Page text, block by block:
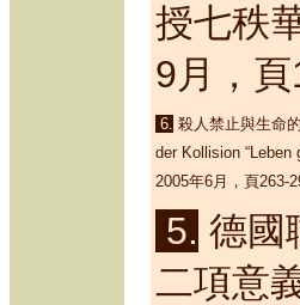
授七秩
9月，
6. 殺人禁止與生命
der Kollision “Leben
2005年6月，頁263-
5. 德國
二項意